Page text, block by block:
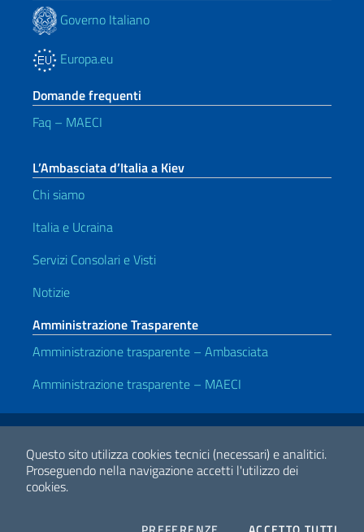
Questo sito utilizza cookies tecnici (necessari) e analitici.
Proseguendo nella navigazione accetti l'utilizzo dei
cookies.
COOKIES
Governo Italiano
Europa.eu
Domande frequenti
Faq – MAECI
L’Ambasciata d’Italia a Kiev
Chi siamo
Italia e Ucraina
Servizi Consolari e Visti
Notizie
Amministrazione Trasparente
Amministrazione trasparente – Ambasciata
Amministrazione trasparente – MAECI
Link Utili